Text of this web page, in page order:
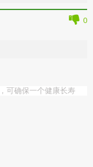
0
可确保一个健康长寿